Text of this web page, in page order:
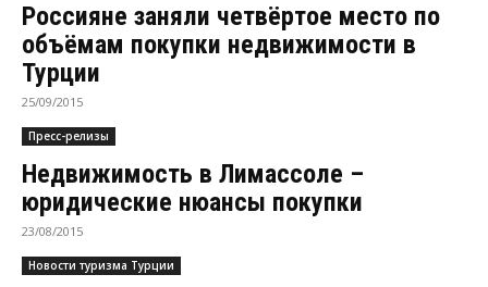
Россияне заняли четвёртое место по
объёмам покупки недвижимости в
Турции
25/09/2015
Пресс-релизы
Недвижимость в Лимассоле –
юридические нюансы покупки
23/08/2015
Новости туризма Турции